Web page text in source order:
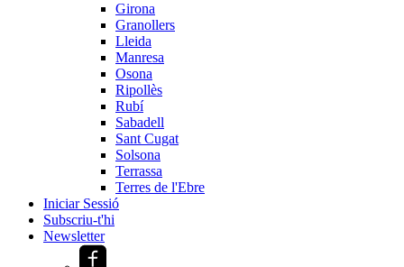
Girona
Granollers
Lleida
Manresa
Osona
Ripollès
Rubí
Sabadell
Sant Cugat
Solsona
Terrassa
Terres de l'Ebre
Iniciar Sessió
Subscriu-t'hi
Newsletter